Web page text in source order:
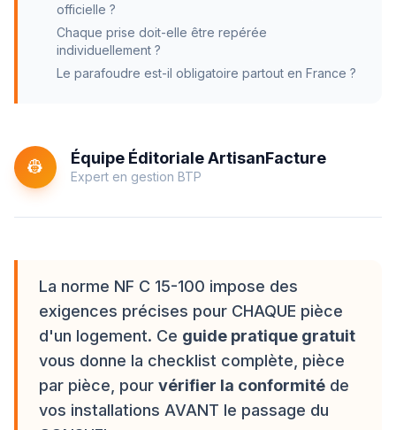
officielle ?
Chaque prise doit-elle être repérée
individuellement ?
Le parafoudre est-il obligatoire partout en France ?
👷 Équipe Éditoriale ArtisanFacture
Expert en gestion BTP
La norme NF C 15-100 impose des
exigences précises pour CHAQUE pièce
d'un logement. Ce guide pratique gratuit
vous donne la checklist complète, pièce
par pièce, pour vérifier la conformité de
vos installations AVANT le passage du